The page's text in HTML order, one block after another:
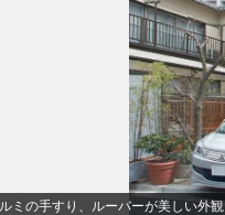
ミの手すり、ルーバーが美しい外観